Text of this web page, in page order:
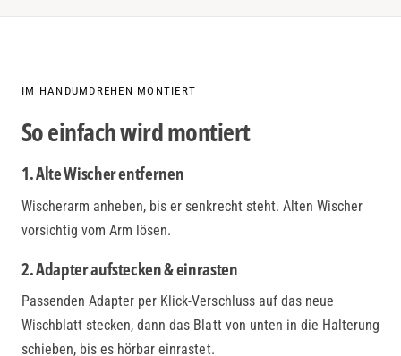
IM HANDUMDREHEN MONTIERT
So einfach wird montiert
1. Alte Wischer entfernen
Wischerarm anheben, bis er senkrecht steht. Alten Wischer
vorsichtig vom Arm lösen.
2. Adapter aufstecken & einrasten
Passenden Adapter per Klick-Verschluss auf das neue
Wischblatt stecken, dann das Blatt von unten in die Halterung
schieben, bis es hörbar einrastet.